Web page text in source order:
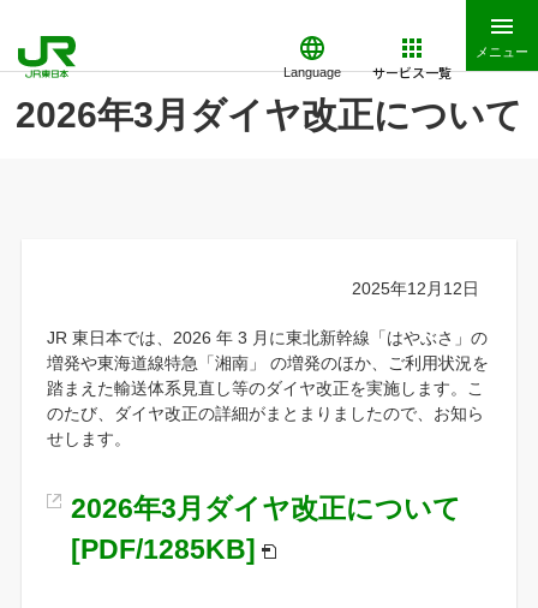
Language サービス一覧
メニュー
2026年3月ダイヤ改正について
2025年12月12日
JR 東日本では、2026 年 3 月に東北新幹線「はやぶさ」の
増発や東海道線特急「湘南」 の増発のほか、ご利用状況を
踏まえた輸送体系見直し等のダイヤ改正を実施します。こ
のたび、ダイヤ改正の詳細がまとまりましたので、お知ら
せします。
2026年3月ダイヤ改正について
[PDF/1285KB]